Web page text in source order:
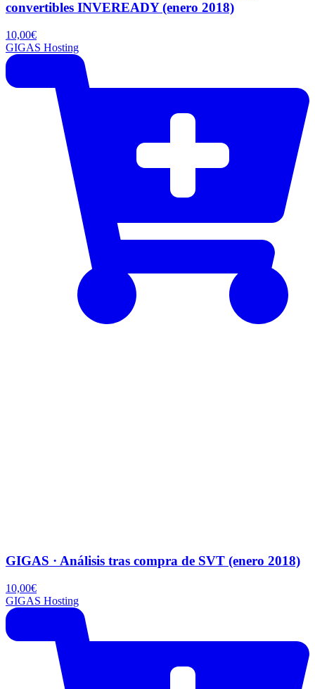
convertibles INVEREADY (enero 2018)
10,00€
GIGAS Hosting
GIGAS · Análisis tras compra de SVT (enero 2018)
10,00€
GIGAS Hosting